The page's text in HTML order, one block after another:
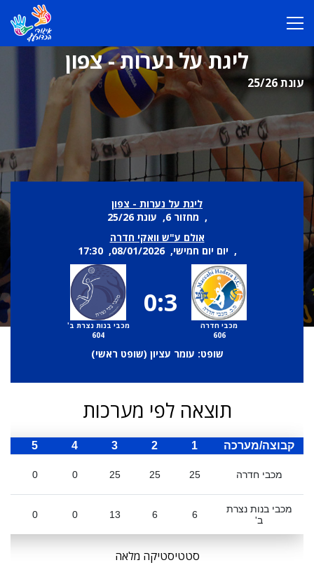
ליגת על נערות - צפון
עונת 25/26
ליגת על נערות - צפון
, מחזור 6, עונת 25/26
אולם ע"ש וואקי חדרה
, יום יום חמישי, 08/01/2026, 17:30
מכבי חדרה
606
0:3
מכבי בנות נצרת ב'
604
שופט: עומר עציון (שופט ראשי)
תוצאה לפי מערכות
קבוצה/מערכה 1
2
3
4
5
מכבי חדרה 25
25
25
0
0
מכבי בנות נצרת
ב'
6
6
13
0
0
סטטיסטיקה מלאה